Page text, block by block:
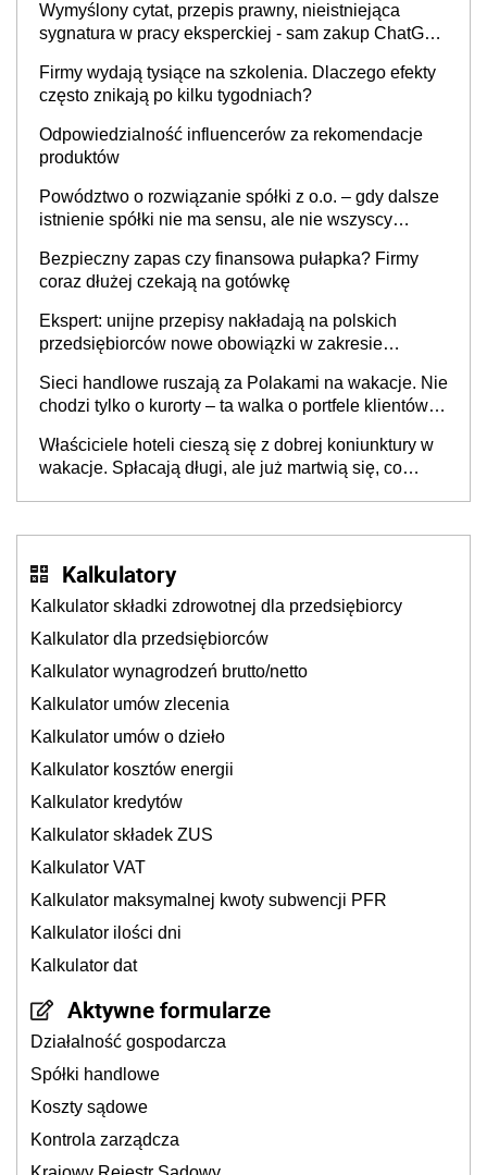
Wymyślony cytat, przepis prawny, nieistniejąca
sygnatura w pracy eksperckiej - sam zakup ChatGPT
Firmy wydają tysiące na szkolenia. Dlaczego efekty
często znikają po kilku tygodniach?
Odpowiedzialność influencerów za rekomendacje
produktów
Powództwo o rozwiązanie spółki z o.o. – gdy dalsze
istnienie spółki nie ma sensu, ale nie wszyscy
Bezpieczny zapas czy finansowa pułapka? Firmy
coraz dłużej czekają na gotówkę
Ekspert: unijne przepisy nakładają na polskich
przedsiębiorców nowe obowiązki w zakresie
Sieci handlowe ruszają za Polakami na wakacje. Nie
chodzi tylko o kurorty – ta walka o portfele klientów
cichu
Właściciele hoteli cieszą się z dobrej koniunktury w
wakacje. Spłacają długi, ale już martwią się, co
Kalkulatory
Kalkulator składki zdrowotnej dla przedsiębiorcy
Kalkulator dla przedsiębiorców
Kalkulator wynagrodzeń brutto/netto
Kalkulator umów zlecenia
Kalkulator umów o dzieło
Kalkulator kosztów energii
Kalkulator kredytów
Kalkulator składek ZUS
Kalkulator VAT
Kalkulator maksymalnej kwoty subwencji PFR
Kalkulator ilości dni
Kalkulator dat
Aktywne formularze
Działalność gospodarcza
Spółki handlowe
Koszty sądowe
Kontrola zarządcza